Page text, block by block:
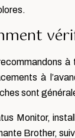
à
à
sont
Monitor,
Brother,